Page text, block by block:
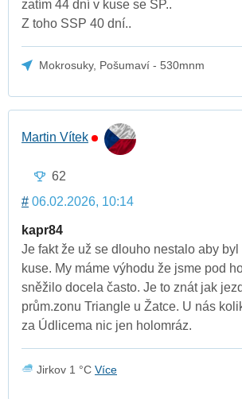
zatím 44 dní v kuse se SP..
Z toho SSP 40 dní..
Mokrosuky, Pošumaví - 530mnm
Martin Vítek
62
# 06.02.2026, 10:14
kapr84
Je fakt že už se dlouho nestalo aby
kuse. My máme výhodu že jsme pod
sněžilo docela často. Je to znát jak
prům.zonu Triangle u Žatce. U nás
za Údlicema nic jen holomráz.
Jirkov 1 °C Více